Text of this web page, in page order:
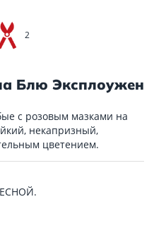
2
Блю Эксплоужен
с розовым мазками на
некапризный,
цветением.